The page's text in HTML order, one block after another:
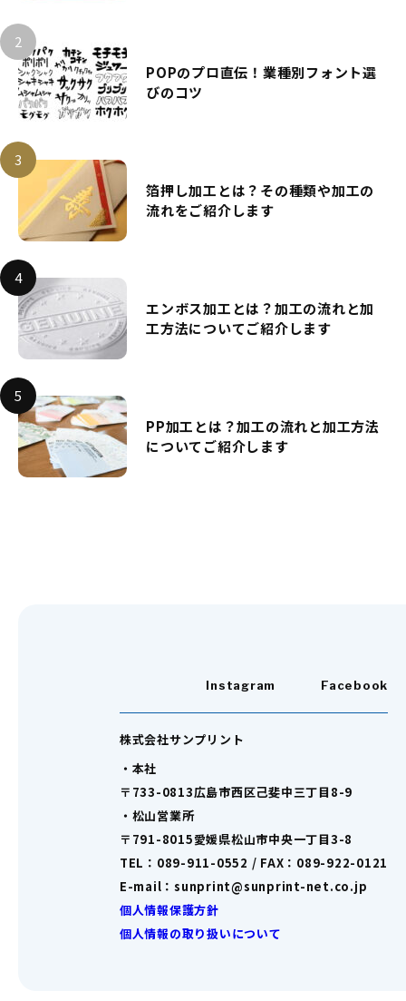
POPのプロ直伝！業種別フォント選
びのコツ
箔押し加工とは？その種類や加工の
流れをご紹介します
エンボス加工とは？加工の流れと加
工方法についてご紹介します
PP加工とは？加工の流れと加工方法
についてご紹介します
Instagram Facebook
株式会社サンプリント
・本社
〒733-0813広島市西区己斐中三丁目8-9
・松山営業所
〒791-8015愛媛県松山市中央一丁目3-8
TEL：089-911-0552 / FAX：089-922-0121
E-mail：sunprint@sunprint-net.co.jp
個人情報保護方針
個人情報の取り扱いについて